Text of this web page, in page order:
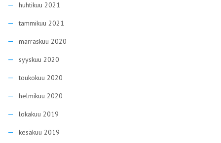
huhtikuu 2021
tammikuu 2021
marraskuu 2020
syyskuu 2020
toukokuu 2020
helmikuu 2020
lokakuu 2019
kesäkuu 2019